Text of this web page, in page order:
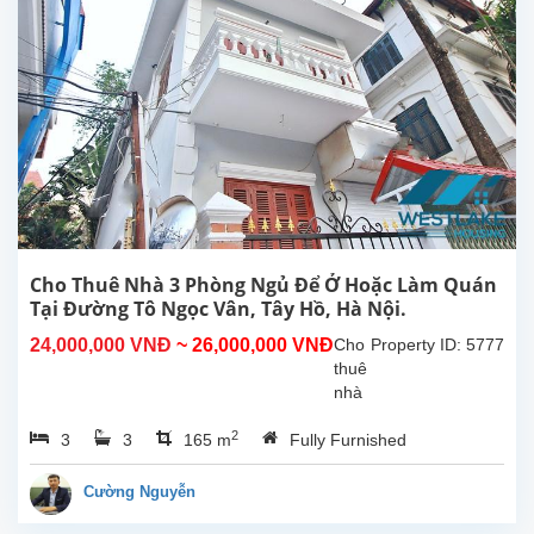
Hồ,
Hà
Nội.
Tổng
diện
tích
sinh
hoạt
500m²,
bếp
8
phòng
có
phòng
tắm...
Cho Thuê Nhà 3 Phòng Ngủ Để Ở Hoặc Làm Quán
Tại Đường Tô Ngọc Vân, Tây Hồ, Hà Nội.
24,000,000 VNĐ ~ 26,000,000 VNĐ Property ID: 5777
Cho
thuê
nhà
phòng
ngủ
3 3 165 m2 Fully Furnished
Cường Nguyễn